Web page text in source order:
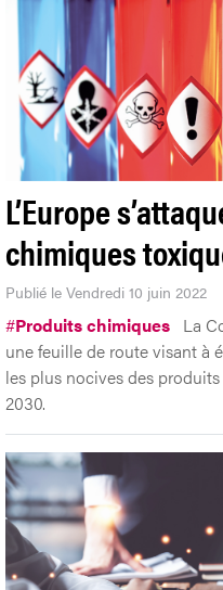
L’Europe
chimiques
Publié le Vendredi 10 juin 2022
#Produits chimiques La
une feuille de route visant à
les plus nocives des
2030.